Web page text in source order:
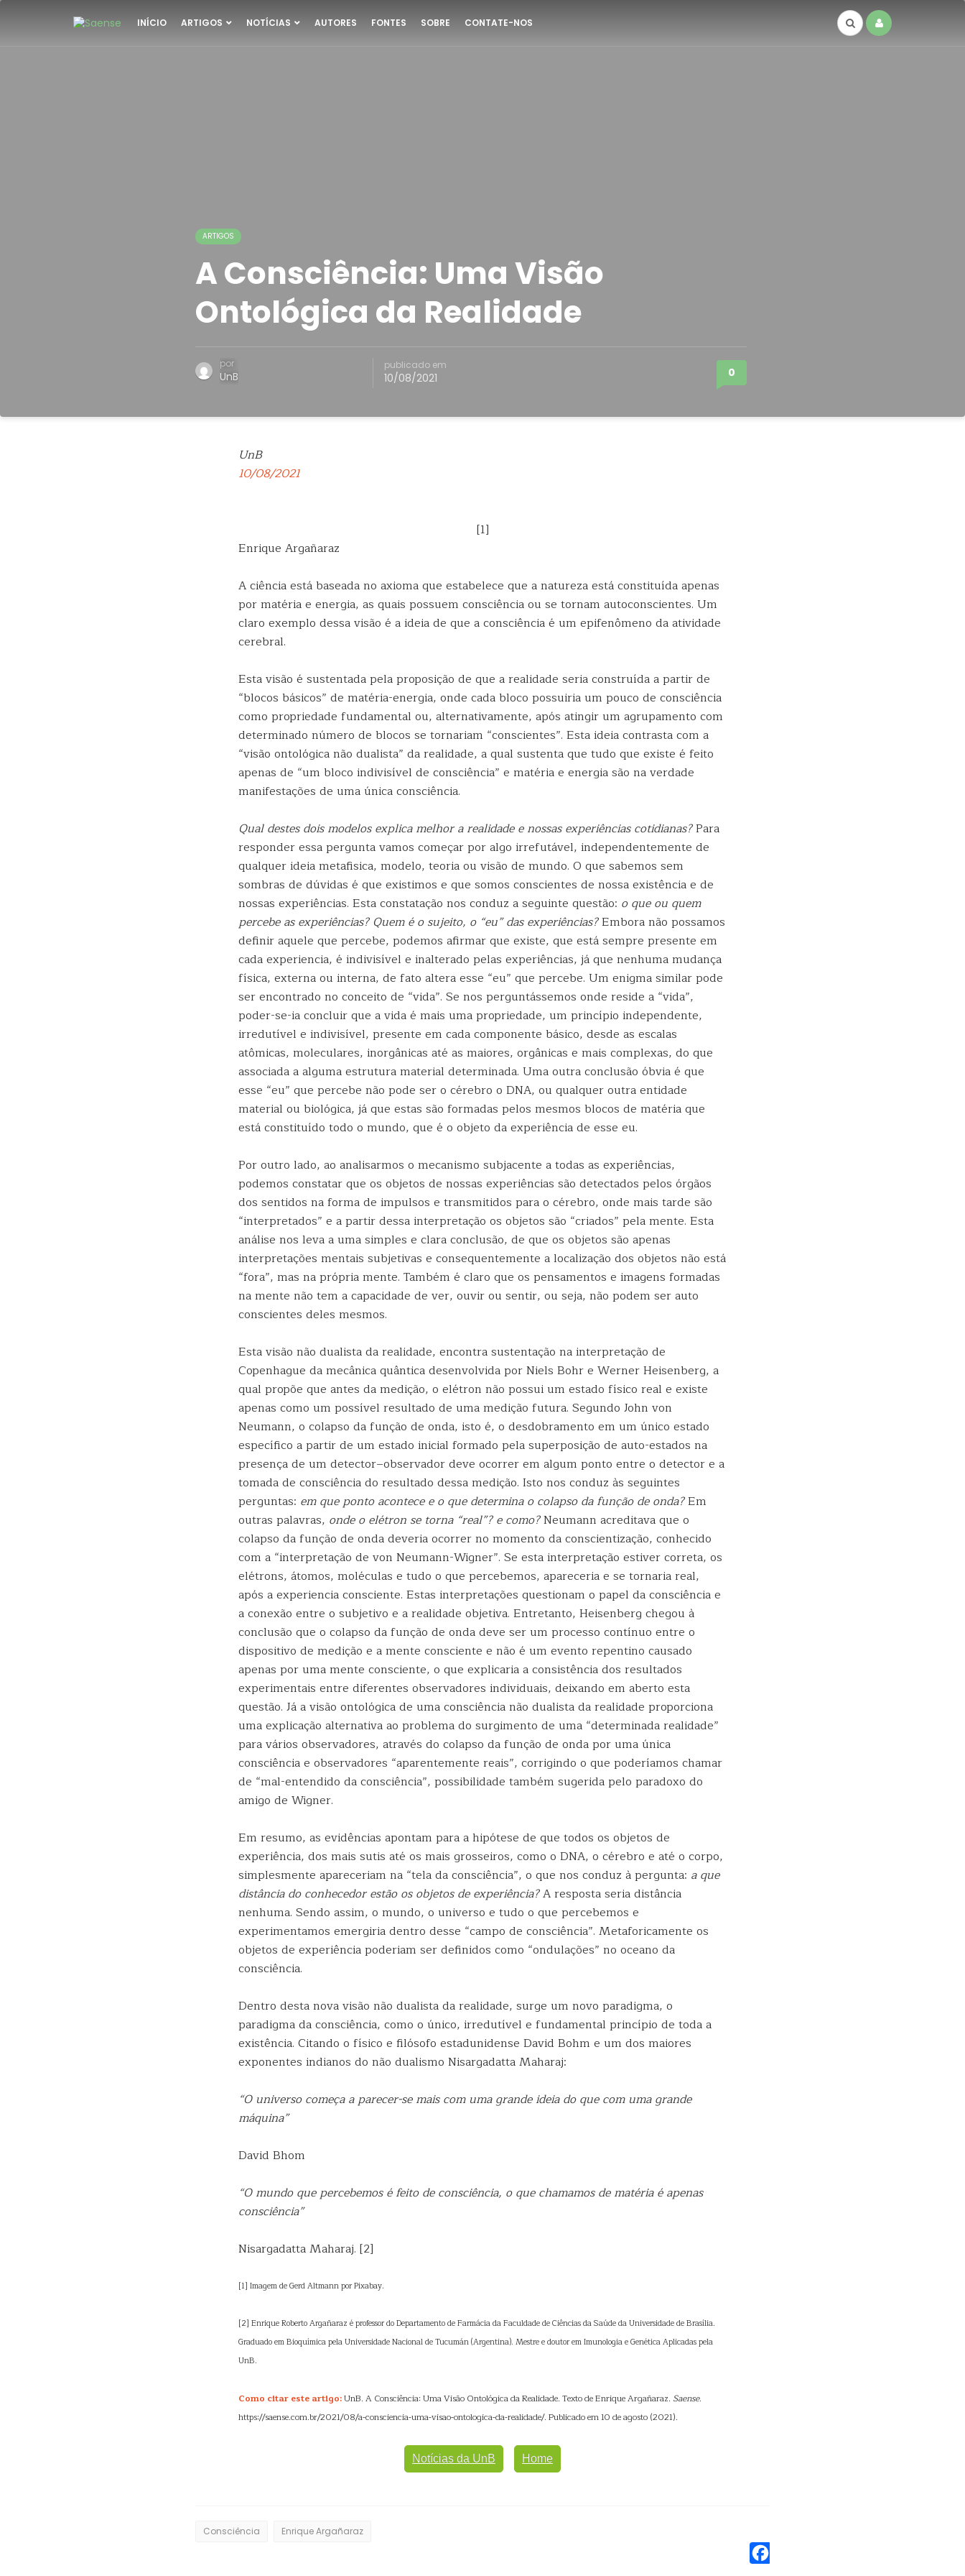
INÍCIO ARTIGOS NOTÍCIAS AUTORES FONTES SOBRE CONTATE-NOS
ARTIGOS
A Consciência: Uma Visão
Ontológica da Realidade
por
UnB
publicado em
10/08/2021 0
UnB
10/08/2021
[1]
Enrique Argañaraz
A ciência está baseada no axioma que estabelece que a natureza está constituída apenas
por matéria e energia, as quais possuem consciência ou se tornam autoconscientes. Um
claro exemplo dessa visão é a ideia de que a consciência é um epifenômeno da atividade
cerebral.
Esta visão é sustentada pela proposição de que a realidade seria construída a partir de
“blocos básicos” de matéria-energia, onde cada bloco possuiria um pouco de consciência
como propriedade fundamental ou, alternativamente, após atingir um agrupamento com
determinado número de blocos se tornariam “conscientes”. Esta ideia contrasta com a
“visão ontológica não dualista” da realidade, a qual sustenta que tudo que existe é feito
apenas de “um bloco indivisível de consciência” e matéria e energia são na verdade
manifestações de uma única consciência.
Qual destes dois modelos explica melhor a realidade e nossas experiências cotidianas?Para
responder essa pergunta vamos começar por algo irrefutável, independentemente de
qualquer ideia metafisica, modelo, teoria ou visão de mundo. O que sabemos sem
sombras de dúvidas é que existimos e que somos conscientes de nossa existência e de
nossas experiências. Esta constatação nos conduz a seguinte questão: o que ou quem
percebe as experiências? Quem é o sujeito, o “eu” das experiências?Embora não possamos
definir aquele que percebe, podemos afirmar que existe, que está sempre presente em
cada experiencia, é indivisível e inalterado pelas experiências, já que nenhuma mudança
física, externa ou interna, de fato altera esse “eu” que percebe. Um enigma similar pode
ser encontrado no conceito de “vida”. Se nos perguntássemos onde reside a “vida”,
poder-se-ia concluir que a vida é mais uma propriedade, um princípio independente,
irredutível e indivisível, presente em cada componente básico, desde as escalas
atômicas, moleculares, inorgânicas até as maiores, orgânicas e mais complexas, do que
associada a alguma estrutura material determinada. Uma outra conclusão óbvia é que
esse “eu” que percebe não pode ser o cérebro o DNA, ou qualquer outra entidade
material ou biológica, já que estas são formadas pelos mesmos blocos de matéria que
está constituído todo o mundo, que é o objeto da experiência de esse eu.
Por outro lado, ao analisarmos o mecanismo subjacente a todas as experiências,
podemos constatar que os objetos de nossas experiências são detectados pelos órgãos
dos sentidos na forma de impulsos e transmitidos para o cérebro, onde mais tarde são
“interpretados” e a partir dessa interpretação os objetos são “criados” pela mente. Esta
análise nos leva a uma simples e clara conclusão, de que os objetos são apenas
interpretações mentais subjetivas e consequentemente a localização dos objetos não está
“fora”, mas na própria mente. Também é claro que os pensamentos e imagens formadas
na mente não tem a capacidade de ver, ouvir ou sentir, ou seja, não podem ser auto
conscientes deles mesmos.
Esta visão não dualista da realidade, encontra sustentação na interpretação de
Copenhague da mecânica quântica desenvolvida por Niels Bohr e Werner Heisenberg, a
qual propõe que antes da medição, o elétron não possui um estado físico real e existe
apenas como um possível resultado de uma medição futura. Segundo John von
Neumann, o colapso da função de onda, isto é, o desdobramento em um único estado
específico a partir de um estado inicial formado pela superposição de auto-estados na
presença de um detector–observador deve ocorrer em algum ponto entre o detector e a
tomada de consciência do resultado dessa medição. Isto nos conduz às seguintes
perguntas: em que ponto acontece e o que determina o colapso da função de onda?Em
outras palavras, onde o elétron se torna “real”? e como?Neumann acreditava que o
colapso da função de onda deveria ocorrer no momento da conscientização, conhecido
com a “interpretação de von Neumann-Wigner”. Se esta interpretação estiver correta, os
elétrons, átomos, moléculas e tudo o que percebemos, apareceria e se tornaria real,
após a experiencia consciente. Estas interpretações questionam o papel da consciência e
a conexão entre o subjetivo e a realidade objetiva. Entretanto, Heisenberg chegou à
conclusão que o colapso da função de onda deve ser um processo contínuo entre o
dispositivo de medição e a mente consciente e não é um evento repentino causado
apenas por uma mente consciente, o que explicaria a consistência dos resultados
experimentais entre diferentes observadores individuais, deixando em aberto esta
questão. Já a visão ontológica de uma consciência não dualista da realidade proporciona
uma explicação alternativa ao problema do surgimento de uma “determinada realidade”
para vários observadores, através do colapso da função de onda por uma única
consciência e observadores “aparentemente reais”, corrigindo o que poderíamos chamar
de “mal-entendido da consciência”, possibilidade também sugerida pelo paradoxo do
amigo de Wigner.
Em resumo, as evidências apontam para a hipótese de que todos os objetos de
experiência, dos mais sutis até os mais grosseiros, como o DNA, o cérebro e até o corpo,
simplesmente apareceriam na “tela da consciência”, o que nos conduz à pergunta: a que
distância do conhecedor estão os objetos de experiência?A resposta seria distância
nenhuma. Sendo assim, o mundo, o universo e tudo o que percebemos e
experimentamos emergiria dentro desse “campo de consciência”. Metaforicamente os
objetos de experiência poderiam ser definidos como “ondulações” no oceano da
consciência.
Dentro desta nova visão não dualista da realidade, surge um novo paradigma, o
paradigma da consciência, como o único, irredutível e fundamental princípio de toda a
existência. Citando o físico e filósofo estadunidense David Bohm e um dos maiores
exponentes indianos do não dualismo Nisargadatta Maharaj:
“O universo começa a parecer-se mais com uma grande ideia do que com uma grande
máquina”
David Bhom
“O mundo que percebemos é feito de consciência, o que chamamos de matéria é apenas
consciência”
Nisargadatta Maharaj. [2]
[1] Imagem de Gerd Altmann por Pixabay.
[2] Enrique Roberto Argañaraz é professor do Departamento de Farmácia da Faculdade de Ciências da Saúde da Universidade de Brasília.
Graduado em Bioquímica pela Universidade Nacional de Tucumán (Argentina). Mestre e doutor em Imunologia e Genética Aplicadas pela
UnB.
Como citar este artigo:UnB. A Consciência: Uma Visão Ontológica da Realidade. Texto de Enrique Argañaraz. Saense.
https://saense.com.br/2021/08/a-consciencia-uma-visao-ontologica-da-realidade/. Publicado em 10 de agosto (2021).
Notícias da UnB Home
Consciência Enrique Argañaraz